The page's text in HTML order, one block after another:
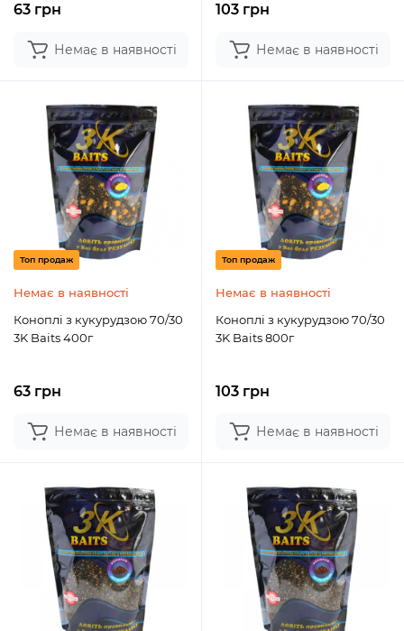
63 грн
Немає в наявності
103 грн
Немає в наявності
Топ продаж
Немає в наявності
Коноплі з кукурудзою 70/30
3K Baits 400г
63 грн
Немає в наявності
Топ продаж
Немає в наявності
Коноплі з кукурудзою 70/30
3K Baits 800г
103 грн
Немає в наявності